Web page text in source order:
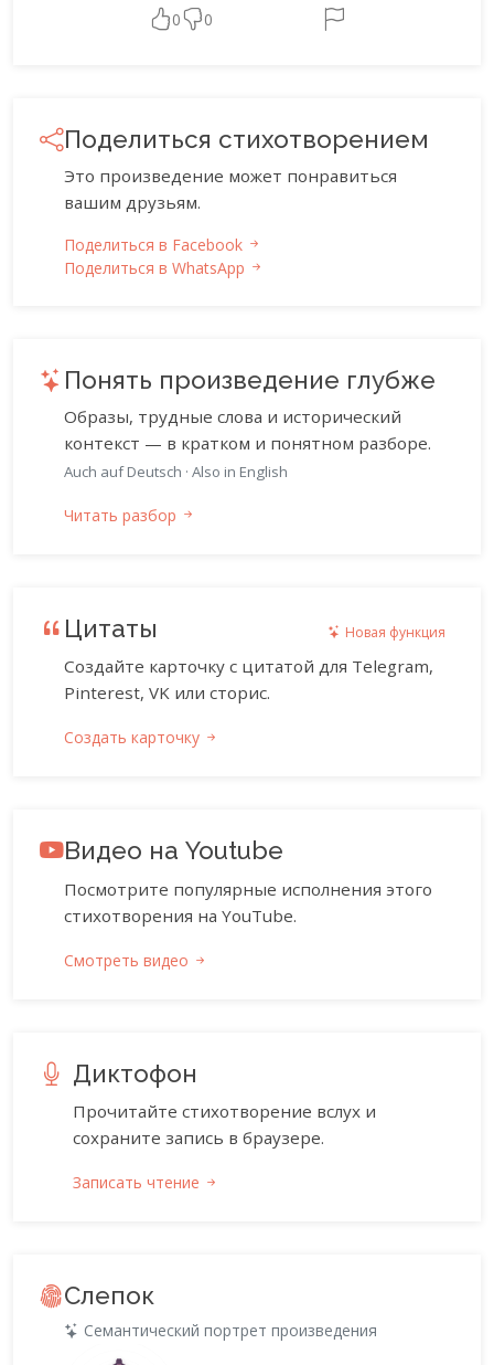
0 0
Поделиться стихотворением
Это произведение может понравиться
вашим друзьям.
Поделиться в Facebook
Поделиться в WhatsApp
Понять произведение глубже
Образы, трудные слова и исторический
контекст — в кратком и понятном разборе.
Auch auf Deutsch · Also in English
Читать разбор
Цитаты Новая функция
Создайте карточку с цитатой для Telegram,
Pinterest, VK или сторис.
Создать карточку
Видео на Youtube
Посмотрите популярные исполнения этого
стихотворения на YouTube.
Смотреть видео
Диктофон
Прочитайте стихотворение вслух и
сохраните запись в браузере.
Записать чтение
Слепок
Семантический портрет произведения